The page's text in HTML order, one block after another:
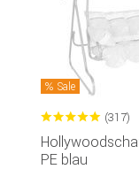
Sale
(317)
PE blau